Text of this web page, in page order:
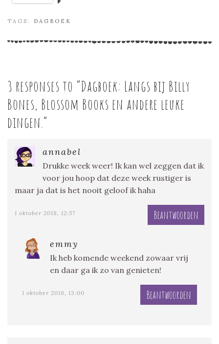
TAGS: DAGBOEK
3 responses to “Dagboek: Langs bij Billy
Bones, Blossom Books en andere leuke
dingen.”
annabel
Drukke week weer! Ik kan wel zeggen dat ik
voor jou hoop dat deze week rustiger is
maar ja dat is het nooit geloof ik haha
1 oktober 2018, 12:57 Beantwoorden
emmy
Ik heb komende weekend zowaar vrij
en daar ga ik zo van genieten!
1 oktober 2018, 13:00 Beantwoorden